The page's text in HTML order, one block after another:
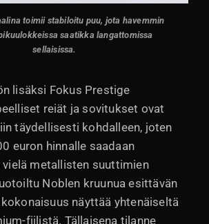
toimii stabiloitu puu, jota havemmin
saatikka langattomissa
sellaisissa.
lisäksi Fokus Prestige
reiät ja sovitukset ovat
täydellisesti kohdalleen, joten
euron hinnalle saadaan
vielä metallisten suuttimien
Noblen kruunua esittävän
kokonaisuus näyttää yhtenäiseltä
fiilistä. Tällaisena tilanne